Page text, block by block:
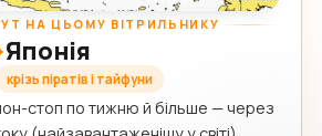
НА ЦЬОМУ ВІТРИЛЬНИКУ
Японія
крізь піратів і тайфуни
стоп по тижню й більше — через